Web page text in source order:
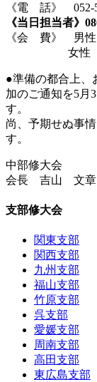
《電 話》 052-
《当日担当者》
《会 費》 男
女性 5,000
●準備の都合上、
加のご通知を
す。
尚、予期せぬ事
す。
中部修大会
会長 吉山 文章
支部修大会
関東支部
関西支部
九州支部
福山支部
竹原支部
呉支部
愛媛支部
周南支部
高田支部
東広島支部